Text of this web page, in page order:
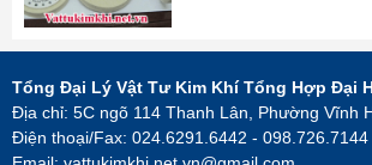
Tổng Đại Lý Vật Tư Kim Khí Tổng Hợp Đại
Địa chỉ: 5C ngõ 114 Thanh Lân, Phường Vĩnh
Điện thoại/Fax: 024.6291.6442 -